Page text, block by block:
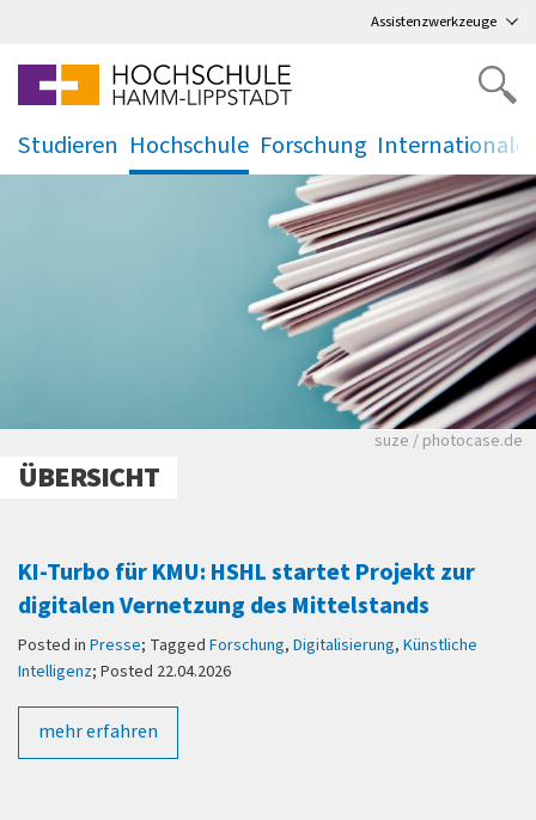
Assistenzwerkzeuge
Studieren
.
Hochschule
.
Forschung
. .
Viele Zeitungen.
suze / photocase.de
ÜBERSICHT
KI-Turbo für KMU: HSHL startet Projekt zur
digitalen Vernetzung des Mittelstands
Posted in Presse; Tagged Forschung, Digitalisierung, Künstliche
Intelligenz; Posted 22.04.2026
mehr erfahren